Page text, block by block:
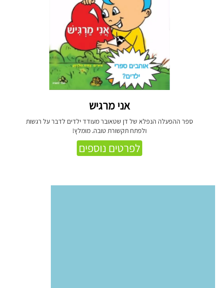
אני מרגיש
ספר ההפעלה הנפלא של דן שטאובר מעודד ילדים לדבר על רגשות
ולפתח תקשורת טובה. מומלץ!
לפרטים נוספים